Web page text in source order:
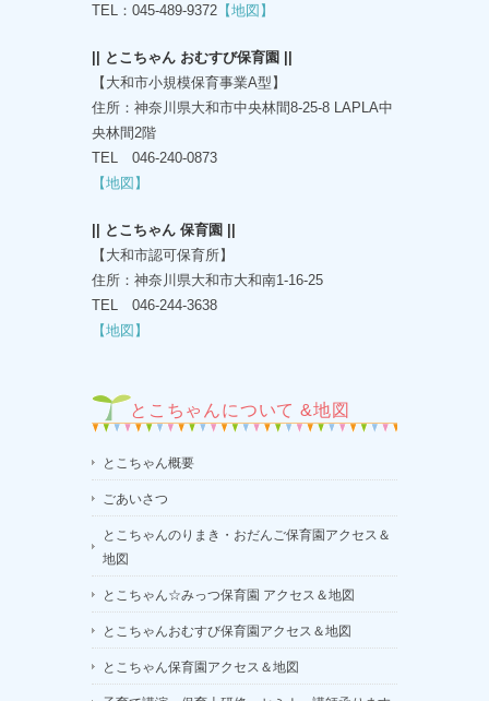
TEL：045-489-9372 【地図】
|| とこちゃん おむすび保育園 ||
【大和市小規模保育事業A型】
住所：神奈川県大和市中央林間8-25-8 LAPLA中
央林間2階
TEL 046-240-0873
【地図】
|| とこちゃん 保育園 ||
【大和市認可保育所】
住所：神奈川県大和市大和南1-16-25
TEL 046-244-3638
【地図】
とこちゃんについて &地図
とこちゃん概要
ごあいさつ
とこちゃんのりまき・おだんご保育園アクセス＆
地図
とこちゃん☆みっつ保育園 アクセス＆地図
とこちゃんおむすび保育園アクセス＆地図
とこちゃん保育園アクセス＆地図